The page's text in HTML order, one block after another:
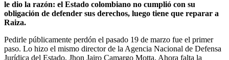
le dio la razón: el Estado colombiano no cumplió con su
obligación de defender sus derechos, luego tiene que reparar a
Raiza.
Pedirle públicamente perdón el pasado 19 de marzo fue el primer
paso. Lo hizo el mismo director de la Agencia Nacional de Defensa
Jurídica del Estado, Jhon Jairo Camargo Motta. Ahora falta la